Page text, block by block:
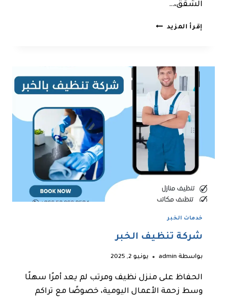
الشقق،…
إقرأ المزيد شركة
خدمات الخبر
شركة تنظيف الخبر
بواسطة admin يونيو 2, 2025
الحفاظ على منزل نظيف ومرتب لم يعد أمرًا سهلًا
وسط زحمة الأعمال اليومية، خصوصًا مع تراكم